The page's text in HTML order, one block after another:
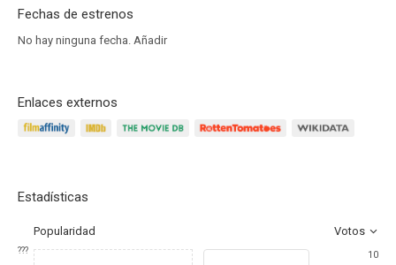
Fechas de estrenos
No hay ninguna fecha. Añadir
Enlaces externos
Estadísticas
Popularidad Votos
???
10